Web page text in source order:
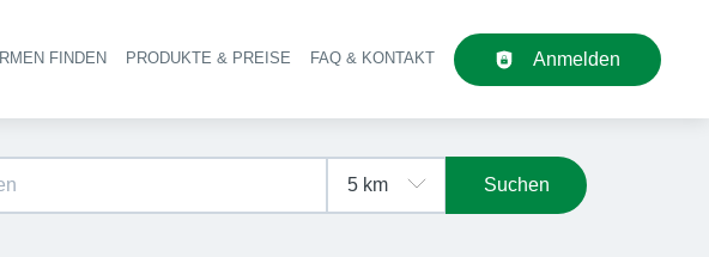
Haupt-Navigation
FINDEN PRODUKTE & PREISE FAQ & KONTAKT Anmelden
Suchen